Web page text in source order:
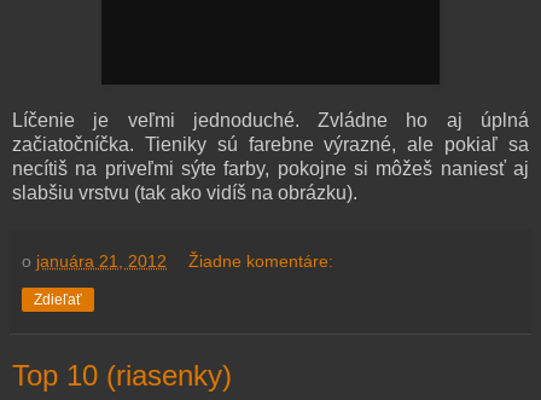
Líčenie je veľmi jednoduché. Zvládne ho aj úplná
začiatočníčka. Tieniky sú farebne výrazné, ale pokiaľ sa
necítiš na priveľmi sýte farby, pokojne si môžeš naniesť aj
slabšiu vrstvu (tak ako vidíš na obrázku).
o januára 21, 2012 Žiadne komentáre:
Zdieľať
Top 10 (riasenky)